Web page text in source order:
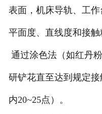
表面，机床导轨、工
平面度、直线度和接触
通过涂色法（如红丹
研铲花直至达到规定接
内20~25点）。